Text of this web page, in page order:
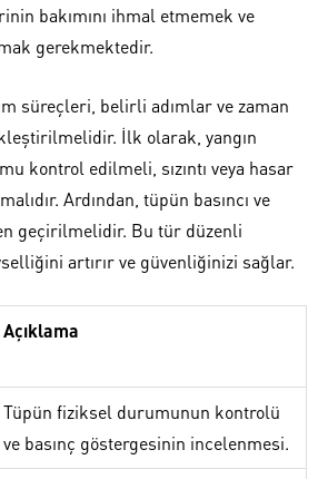
bakımını ihmal etmemek ve
gerekmektedir.
süreçleri, belirli adımlar ve zaman
İlk olarak, yangın
kontrol edilmeli, sızıntı veya hasar
Ardından, tüpün basıncı ve
geçirilmelidir. Bu tür düzenli
artırır ve güvenliğinizi sağlar.
Açıklama
Tüpün fiziksel durumunun kontrolü
ve basınç göstergesinin incelenmesi.